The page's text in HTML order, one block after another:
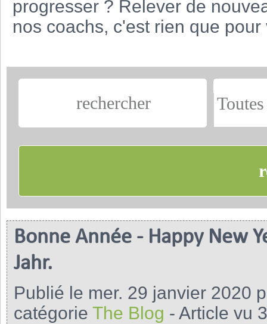
progresser ? Relever de
nos coachs, c'est rien que pour
Bonne Année - Happy New
Jahr.
Publié le mer. 29 janvier 2020
catégorie The Blog - Article vu